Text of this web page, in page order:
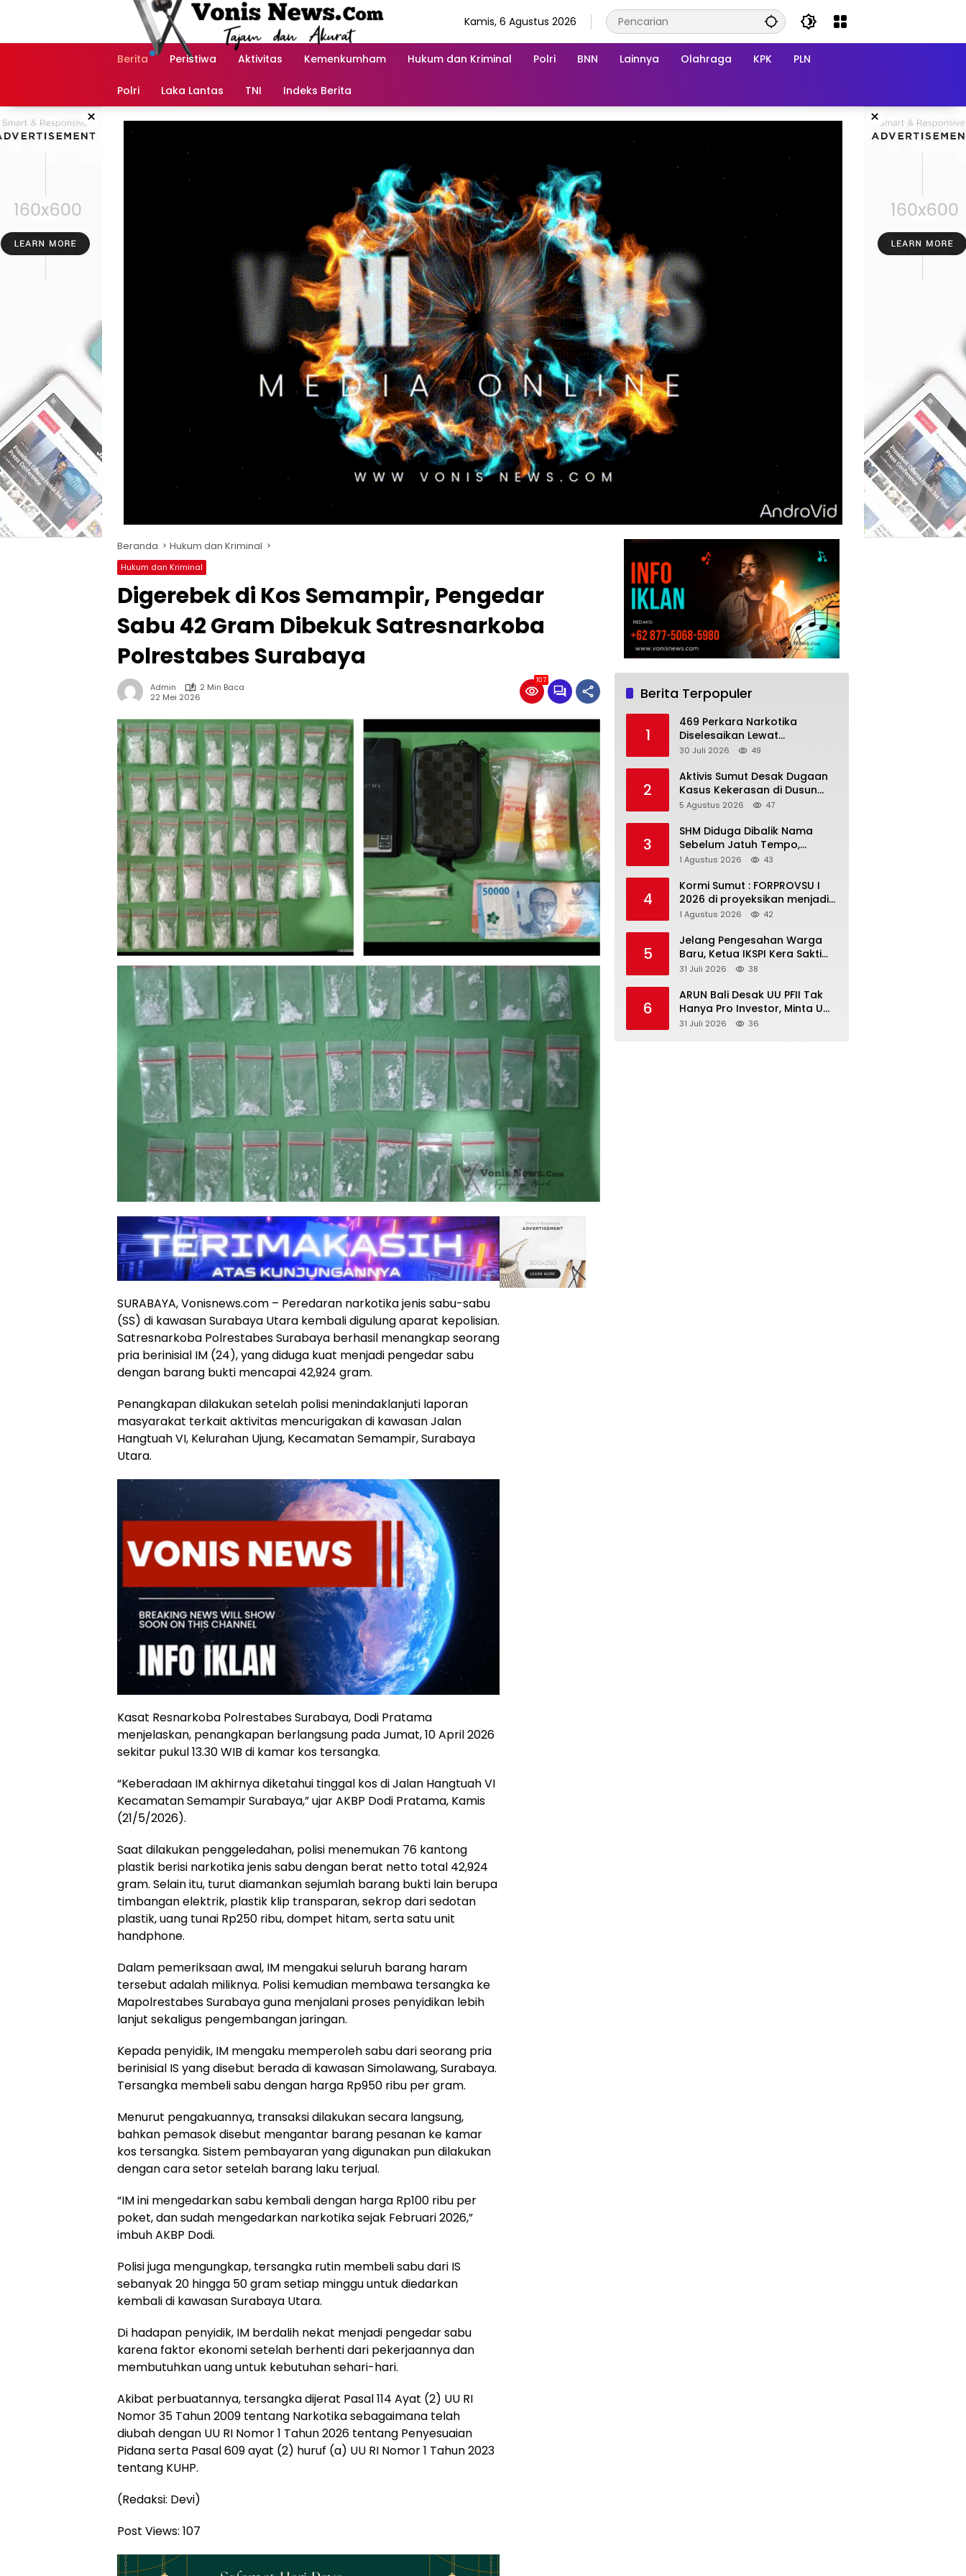
Kamis, 6 Agustus 2026
Berita Peristiwa Aktivitas Kemenkumham Hukum dan Kriminal Polri BNN Lainnya Olahraga KPK PLN
Polri Laka Lantas TNI Indeks Berita
× ×
Beranda Hukum dan Kriminal
Hukum dan Kriminal
Digerebek di Kos Semampir, Pengedar
Sabu 42 Gram Dibekuk Satresnarkoba
Polrestabes Surabaya
Admin
2 Min Baca
22 Mei 2026
107
SURABAYA, Vonisnews.com – Peredaran narkotika jenis sabu-sabu
(SS) di kawasan Surabaya Utara kembali digulung aparat kepolisian.
Satresnarkoba Polrestabes Surabaya berhasil menangkap seorang
pria berinisial IM (24), yang diduga kuat menjadi pengedar sabu
dengan barang bukti mencapai 42,924 gram.
Penangkapan dilakukan setelah polisi menindaklanjuti laporan
masyarakat terkait aktivitas mencurigakan di kawasan Jalan
Hangtuah VI, Kelurahan Ujung, Kecamatan Semampir, Surabaya
Utara.
Kasat Resnarkoba Polrestabes Surabaya, Dodi Pratama
menjelaskan, penangkapan berlangsung pada Jumat, 10 April 2026
sekitar pukul 13.30 WIB di kamar kos tersangka.
“Keberadaan IM akhirnya diketahui tinggal kos di Jalan Hangtuah VI
Kecamatan Semampir Surabaya,” ujar AKBP Dodi Pratama, Kamis
(21/5/2026).
Saat dilakukan penggeledahan, polisi menemukan 76 kantong
plastik berisi narkotika jenis sabu dengan berat netto total 42,924
gram. Selain itu, turut diamankan sejumlah barang bukti lain berupa
timbangan elektrik, plastik klip transparan, sekrop dari sedotan
plastik, uang tunai Rp250 ribu, dompet hitam, serta satu unit
handphone.
Dalam pemeriksaan awal, IM mengakui seluruh barang haram
tersebut adalah miliknya. Polisi kemudian membawa tersangka ke
Mapolrestabes Surabaya guna menjalani proses penyidikan lebih
lanjut sekaligus pengembangan jaringan.
Kepada penyidik, IM mengaku memperoleh sabu dari seorang pria
berinisial IS yang disebut berada di kawasan Simolawang, Surabaya.
Tersangka membeli sabu dengan harga Rp950 ribu per gram.
Menurut pengakuannya, transaksi dilakukan secara langsung,
bahkan pemasok disebut mengantar barang pesanan ke kamar
kos tersangka. Sistem pembayaran yang digunakan pun dilakukan
dengan cara setor setelah barang laku terjual.
“IM ini mengedarkan sabu kembali dengan harga Rp100 ribu per
poket, dan sudah mengedarkan narkotika sejak Februari 2026,”
imbuh AKBP Dodi.
Polisi juga mengungkap, tersangka rutin membeli sabu dari IS
sebanyak 20 hingga 50 gram setiap minggu untuk diedarkan
kembali di kawasan Surabaya Utara.
Di hadapan penyidik, IM berdalih nekat menjadi pengedar sabu
karena faktor ekonomi setelah berhenti dari pekerjaannya dan
membutuhkan uang untuk kebutuhan sehari-hari.
Akibat perbuatannya, tersangka dijerat Pasal 114 Ayat (2) UU RI
Nomor 35 Tahun 2009 tentang Narkotika sebagaimana telah
diubah dengan UU RI Nomor 1 Tahun 2026 tentang Penyesuaian
Pidana serta Pasal 609 ayat (2) huruf (a) UU RI Nomor 1 Tahun 2023
tentang KUHP.
(Redaksi: Devi)
Post Views: 107
Berita Terpopuler
1
469 Perkara Narkotika
Diselesaikan Lewat
Restorative Justice,
Musnahkan Barang Bukti dan
Tegaskan Komitmen
Berantas Bandar
30 Juli 2026 49
2
Aktivis Sumut Desak Dugaan
Kasus Kekerasan di Dusun
Balakka, Desa Gunung
5 Agustus 2026 47
3
SHM Diduga Dibalik Nama
Sebelum Jatuh Tempo,
Warga Gresik Gugat
Somasi Kepala Desa
1 Agustus 2026 43
4
Kormi Sumut : FORPROVSU I
2026 di proyeksikan menjadi
ajang Festival Olahraga
terbanyak di Indonesia
1 Agustus 2026 42
5
Jelang Pengesahan Warga
Baru, Ketua IKSPI Kera Sakti
Surabaya Diimbau Perkuat
Kondusivitas
31 Juli 2026 38
6
ARUN Bali Desak UU PFII Tak
Hanya Pro Investor, Minta UMP
Kawasan PFII Bertaraf
31 Juli 2026 36